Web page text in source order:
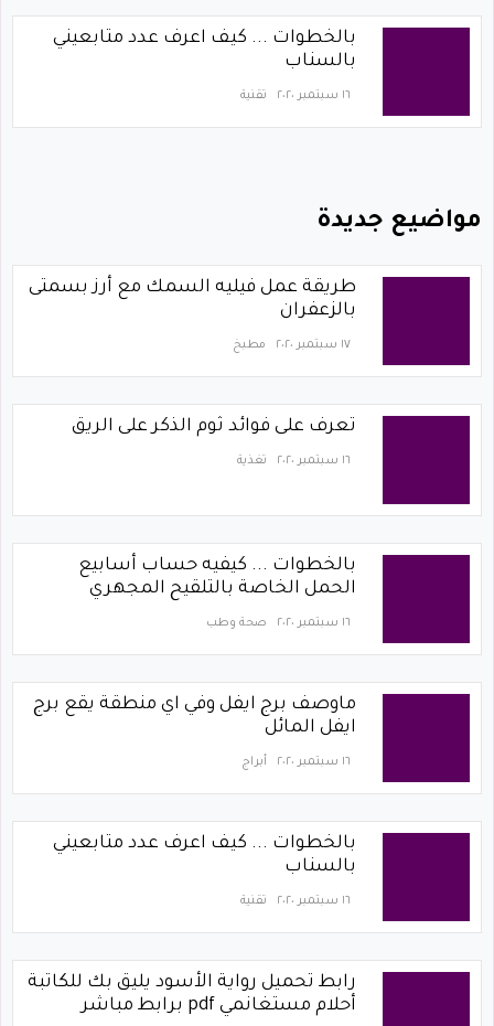
بالخطوات ... كيف اعرف عدد متابعيني
بالسناب
١٦ سبتمبر ٢٠٢٠ تقنية
مواضيع جديدة
طريقة عمل فيليه السمك مع أرز بسمتى
بالزعفران
١٧ سبتمبر ٢٠٢٠ مطبخ
تعرف على فوائد ثوم الذكر على الريق
١٦ سبتمبر ٢٠٢٠ تغذية
بالخطوات ... كيفيه حساب أسابيع
الحمل الخاصة بالتلقيح المجهري
١٦ سبتمبر ٢٠٢٠ صحة وطب
ماوصف برج ايفل وفي اي منطقة يقع برج
ايفل المائل
١٦ سبتمبر ٢٠٢٠ أبراج
بالخطوات ... كيف اعرف عدد متابعيني
بالسناب
١٦ سبتمبر ٢٠٢٠ تقنية
رابط تحميل رواية الأسود يليق بك للكاتبة
أحلام مستغانمي pdf برابط مباشر